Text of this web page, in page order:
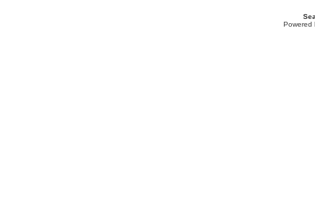
Powered